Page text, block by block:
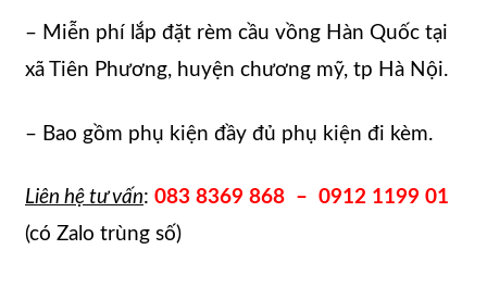
– Miễn phí lắp đặt rèm cầu vồng Hàn Quốc tại
xã Tiên Phương, huyện chương mỹ, tp Hà Nội.
– Bao gồm phụ kiện đầy đủ phụ kiện đi kèm.
Liên hệ tư vấn: 083 8369 868 – 0912 1199 01
(có Zalo trùng số)